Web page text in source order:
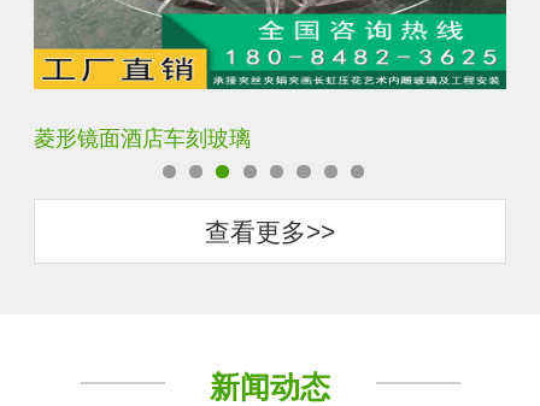
菱形镜面酒店车刻玻璃
查看更多>>
新闻动态